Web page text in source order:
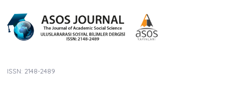
ISSN: 2148-2489